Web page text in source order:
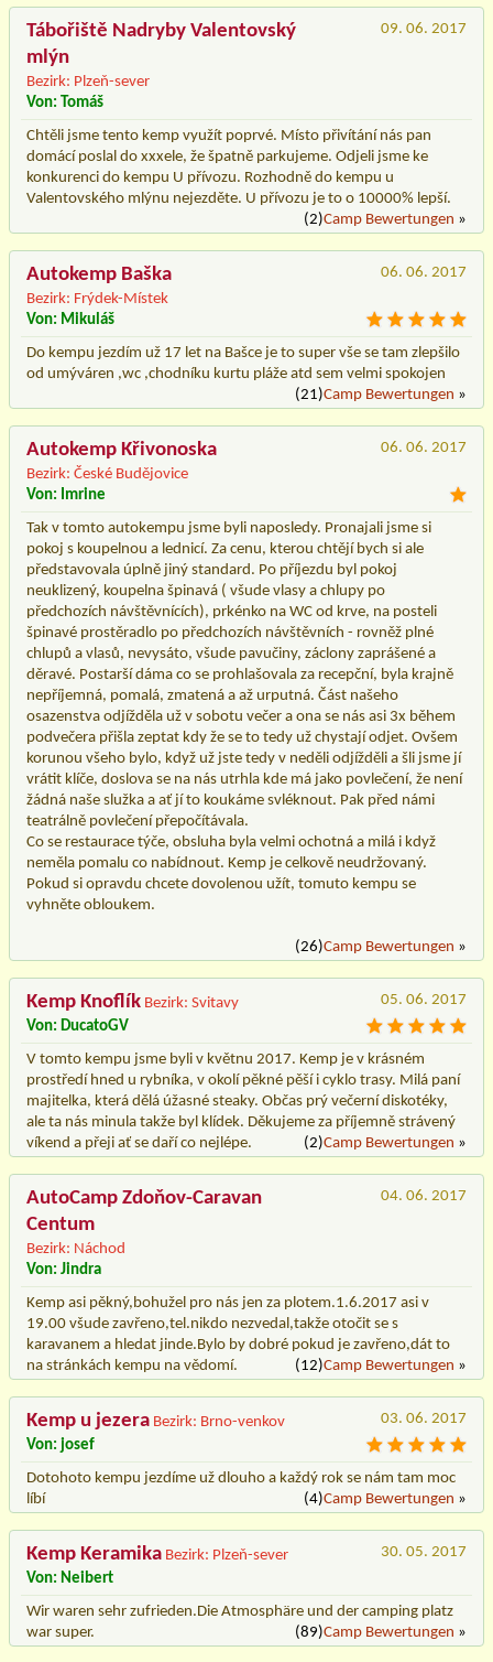
Tábořiště Nadryby Valentovský
mlýn
Bezirk: Plzeň-sever
09. 06. 2017
Von: Tomáš
Chtěli jsme tento kemp využít poprvé. Místo přivítání nás pan
domácí poslal do xxxele, že špatně parkujeme. Odjeli jsme ke
konkurenci do kempu U přívozu. Rozhodně do kempu u
Valentovského mlýnu nejezděte. U přívozu je to o 10000% lepší.
(2)Camp Bewertungen »
Autokemp Baška
Bezirk: Frýdek-Místek
06. 06. 2017
Von: Mikuláš
Do kempu jezdím už 17 let na Bašce je to super vše se tam zlepšilo
od umýváren ,wc ,chodníku kurtu pláže atd sem velmi spokojen
(21)Camp Bewertungen »
Autokemp Křivonoska
Bezirk: České Budějovice
06. 06. 2017
Von: Imrine
Tak v tomto autokempu jsme byli naposledy. Pronajali jsme si
pokoj s koupelnou a lednicí. Za cenu, kterou chtějí bych si ale
představovala úplně jiný standard. Po příjezdu byl pokoj
neuklizený, koupelna špinavá ( všude vlasy a chlupy po
předchozích návštěvnících), prkénko na WC od krve, na posteli
špinavé prostěradlo po předchozích návštěvních - rovněž plné
chlupů a vlasů, nevysáto, všude pavučiny, záclony zaprášené a
děravé. Postarší dáma co se prohlašovala za recepční, byla krajně
nepříjemná, pomalá, zmatená a až urputná. Část našeho
osazenstva odjížděla už v sobotu večer a ona se nás asi 3x během
podvečera přišla zeptat kdy že se to tedy už chystají odjet. Ovšem
korunou všeho bylo, když už jste tedy v neděli odjížděli a šli jsme jí
vrátit klíče, doslova se na nás utrhla kde má jako povlečení, že není
žádná naše služka a ať jí to koukáme svléknout. Pak před námi
teatrálně povlečení přepočítávala.
Co se restaurace týče, obsluha byla velmi ochotná a milá i když
neměla pomalu co nabídnout. Kemp je celkově neudržovaný.
Pokud si opravdu chcete dovolenou užít, tomuto kempu se
vyhněte obloukem.
(26)Camp Bewertungen »
Kemp Knoflík Bezirk: Svitavy
05. 06. 2017
Von: DucatoGV
V tomto kempu jsme byli v květnu 2017. Kemp je v krásném
prostředí hned u rybníka, v okolí pěkné pěší i cyklo trasy. Milá paní
majitelka, která dělá úžasné steaky. Občas prý večerní diskotéky,
ale ta nás minula takže byl klídek. Děkujeme za příjemně strávený
víkend a přeji ať se daří co nejlépe.
(2)Camp Bewertungen »
AutoCamp Zdoňov-Caravan
Centum
Bezirk: Náchod
04. 06. 2017
Von: Jindra
Kemp asi pěkný,bohužel pro nás jen za plotem.1.6.2017 asi v
19.00 všude zavřeno,tel.nikdo nezvedal,takže otočit se s
karavanem a hledat jinde.Bylo by dobré pokud je zavřeno,dát to
na stránkách kempu na vědomí.
(12)Camp Bewertungen »
Kemp u jezera Bezirk: Brno-venkov
03. 06. 2017
Von: josef
Dotohoto kempu jezdíme už dlouho a každý rok se nám tam moc
líbí
(4)Camp Bewertungen »
Kemp Keramika Bezirk: Plzeň-sever
30. 05. 2017
Von: Neibert
Wir waren sehr zufrieden.Die Atmosphäre und der camping platz
war super.
(89)Camp Bewertungen »